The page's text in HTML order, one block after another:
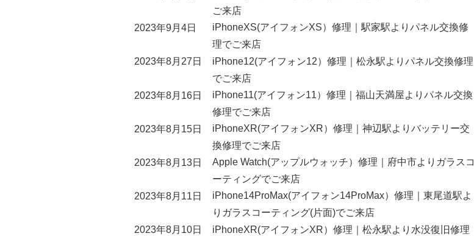
ご来店
2023年9月4日
iPhoneXS(アイフォンXS）修理｜駅家駅よりパネル交換修
理でご来店
2023年8月27日
iPhone12(アイフォン12）修理｜松永駅よりパネル交換修理
でご来店
2023年8月16日
iPhone11(アイフォン11）修理｜福山天満屋よりパネル交換
修理でご来店
2023年8月15日
iPhoneXR(アイフォンXR）修理｜神辺駅よりバッテリー交
換修理でご来店
2023年8月13日
Apple Watch(アップルウォッチ）修理｜府中市よりガラスコ
ーティングでご来店
2023年8月11日
iPhone14ProMax(アイフォン14ProMax）修理｜東尾道駅よ
りガラスコーティング(片面)でご来店
2023年8月10日
iPhoneXR(アイフォンXR）修理｜松永駅より水没復旧修理